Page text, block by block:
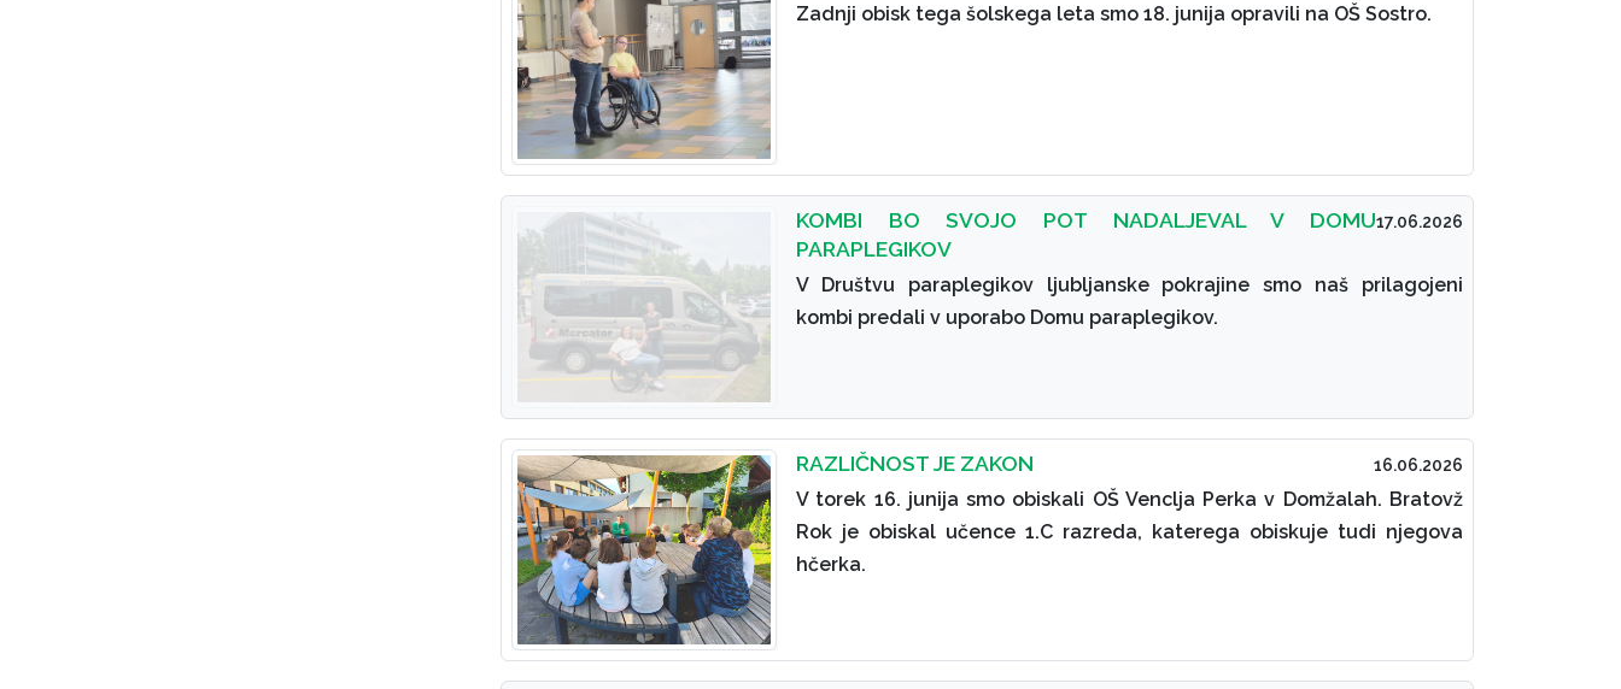
Zadnji obisk tega šolskega leta smo 18. junija opravili na OŠ Sostro.
17.06.2026
KOMBI BO SVOJO POT NADALJEVAL V DOMU
PARAPLEGIKOV
V Društvu paraplegikov ljubljanske pokrajine smo naš prilagojeni
kombi predali v uporabo Domu paraplegikov.
16.06.2026
RAZLIČNOST JE ZAKON
V torek 16. junija smo obiskali OŠ Venclja Perka v Domžalah. Bratovž
Rok je obiskal učence 1.C razreda, katerega obiskuje tudi njegova
hčerka.